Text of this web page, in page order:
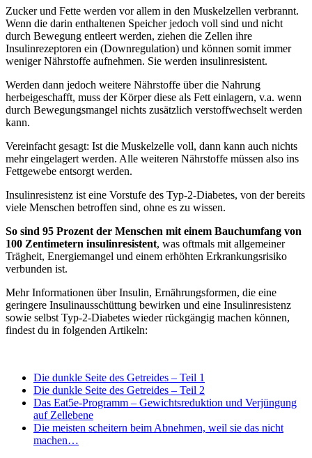
Zucker und Fette werden vor allem in den Muskelzellen verbrannt.
Wenn die darin enthaltenen Speicher jedoch voll sind und nicht
durch Bewegung entleert werden, ziehen die Zellen ihre
Insulinrezeptoren ein (Downregulation) und können somit immer
weniger Nährstoffe aufnehmen. Sie werden insulinresistent.
Werden dann jedoch weitere Nährstoffe über die Nahrung
herbeigeschafft, muss der Körper diese als Fett einlagern, v.a. wenn
durch Bewegungsmangel nichts zusätzlich verstoffwechselt werden
kann.
Vereinfacht gesagt: Ist die Muskelzelle voll, dann kann auch nichts
mehr eingelagert werden. Alle weiteren Nährstoffe müssen also ins
Fettgewebe entsorgt werden.
Insulinresistenz ist eine Vorstufe des Typ-2-Diabetes, von der bereits
viele Menschen betroffen sind, ohne es zu wissen.
So sind 95 Prozent der Menschen mit einem Bauchumfang von
100 Zentimetern insulinresistent, was oftmals mit allgemeiner
Trägheit, Energiemangel und einem erhöhten Erkrankungsrisiko
verbunden ist.
Mehr Informationen über Insulin, Ernährungsformen, die eine
geringere Insulinausschüttung bewirken und eine Insulinresistenz
sowie selbst Typ-2-Diabetes wieder rückgängig machen können,
findest du in folgenden Artikeln:
Die dunkle Seite des Getreides – Teil 1
Die dunkle Seite des Getreides – Teil 2
Das Eat5e-Programm – Gewichtsreduktion und Verjüngung
auf Zellebene
Die meisten scheitern beim Abnehmen, weil sie das nicht
machen…